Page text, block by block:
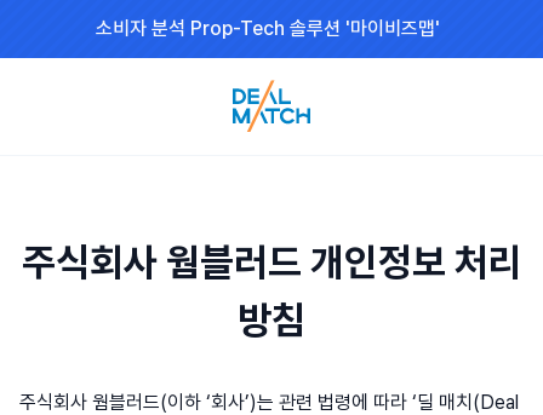
소비자 분석 Prop-Tech 솔루션 '마이비즈맵'
주식회사 웜블러드 개인정보 처리
방침
주식회사 웜블러드(이하 ‘회사’)는 관련 법령에 따라 ‘딜 매치(Deal